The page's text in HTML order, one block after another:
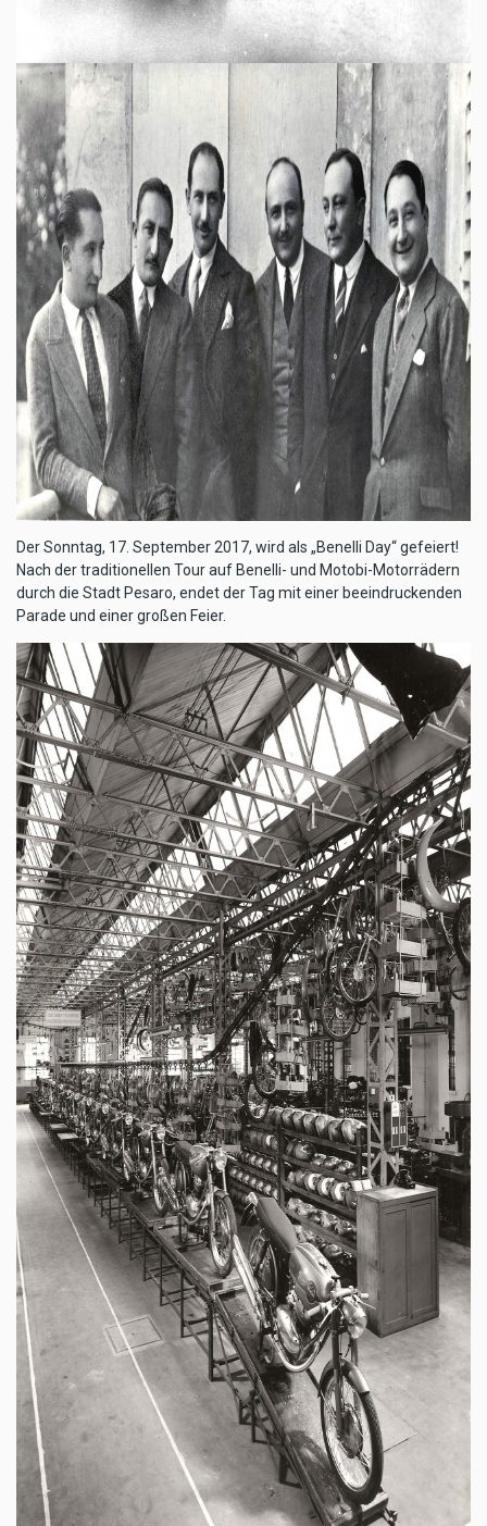
Der Sonntag, 17. September 2017, wird als „Benelli Day“ gefeiert!
Nach der traditionellen Tour auf Benelli- und Motobi-Motorrädern
durch die Stadt Pesaro, endet der Tag mit einer beeindruckenden
Parade und einer großen Feier.